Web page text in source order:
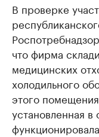
В проверке
что фирма
медицинских
холодильного
этого
установленная
функционировала.